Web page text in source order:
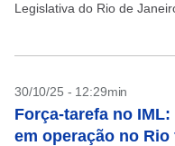
Legislativa do Rio de
30/10/25 - 12:29min
Força-tarefa no
em operação no